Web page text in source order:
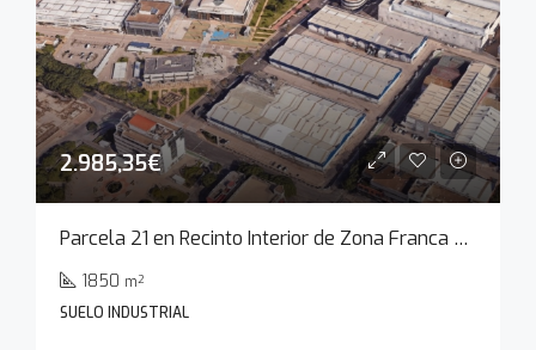
2.985,35€
Parcela 21 en Recinto Interior de Zona Franca de Cádiz
1850 m²
SUELO INDUSTRIAL